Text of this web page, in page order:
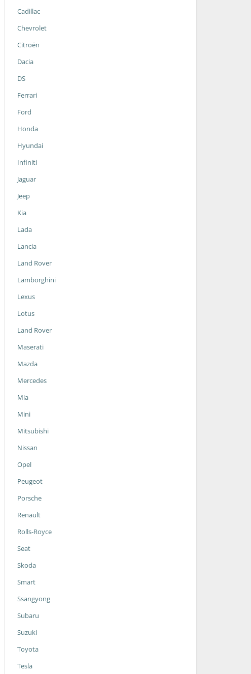
Cadillac
Chevrolet
Citroën
Dacia
DS
Ferrari
Ford
Honda
Hyundai
Infiniti
Jaguar
Jeep
Kia
Lada
Lancia
Land Rover
Lamborghini
Lexus
Lotus
Land Rover
Maserati
Mazda
Mercedes
Mia
Mini
Mitsubishi
Nissan
Opel
Peugeot
Porsche
Renault
Rolls-Royce
Seat
Skoda
Smart
Ssangyong
Subaru
Suzuki
Toyota
Tesla